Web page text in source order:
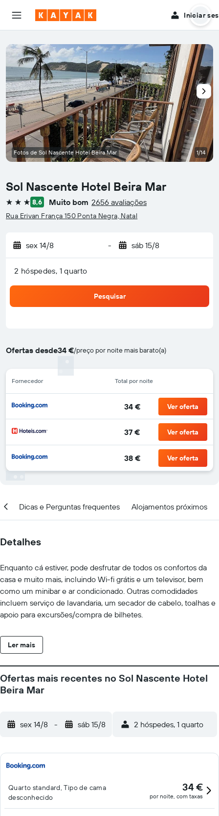
Iniciar
Sol Nascente Hotel Beira Mar
3 estrelas8,6 Muito bom 2656 avaliações
Rua Erivan França 150 Ponta Negra, Natal
sex 14/8 - sáb 15/8
2 hóspedes, 1 quarto
Pesquisar
Ofertas desde34 €/preço por noite mais barato(a)
Fornecedor Total por noite
34 € Ver oferta
37 € Ver oferta
38 € Ver oferta
Fotos de Sol Nascente Hotel Beira Mar 1/14
Dicas e Perguntas frequentes Alojamentos próximos
Detalhes
Enquanto cá estiver, pode desfrutar de todos os confortos da
casa e muito mais, incluindo Wi-fi grátis e um televisor, bem
como um minibar e ar condicionado. Outras comodidades
incluem serviço de lavandaria, um secador de cabelo, toalhas e
apoio para excursões/compra de bilhetes.
Ler mais
Ofertas mais recentes no Sol Nascente Hotel
Beira Mar
sex 14/8 - sáb 15/8 2 hóspedes, 1 quarto
Quarto standard, Tipo de cama
desconhecido
34 €
por noite, com taxas